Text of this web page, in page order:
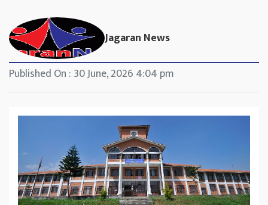
Jagaran News
Published On : 30 June, 2026 4:04 pm